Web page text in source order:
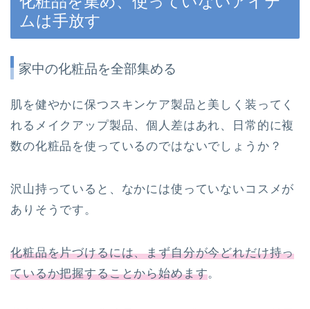
ムは手放す
家中の化粧品を全部集める
肌を健やかに保つスキンケア製品と美しく装ってく
れるメイクアップ製品、個人差はあれ、日常的に複
数の化粧品を使っているのではないでしょうか？
沢山持っていると、なかには使っていないコスメが
ありそうです。
化粧品を片づけるには、まず自分が今どれだけ持っ
ているか把握することから始めます。